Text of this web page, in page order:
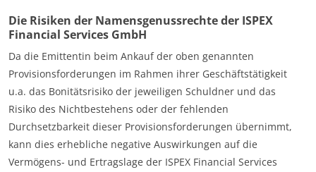
Die Risiken der Namensgenussrechte der ISPEX
Financial Services GmbH
Da die Emittentin beim Ankauf der oben genannten
Provisionsforderungen im Rahmen ihrer Geschäftstätigkeit
u.a. das Bonitätsrisiko der jeweiligen Schuldner und das
Risiko des Nichtbestehens oder der fehlenden
Durchsetzbarkeit dieser Provisionsforderungen übernimmt,
kann dies erhebliche negative Auswirkungen auf die
Vermögens- und Ertragslage der ISPEX Financial Services